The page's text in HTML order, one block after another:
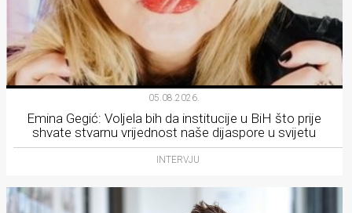
05.08.2026.
Emina Gegić: Voljela bih da institucije u BiH što prije
shvate stvarnu vrijednost naše dijaspore u svijetu
INTERVJU